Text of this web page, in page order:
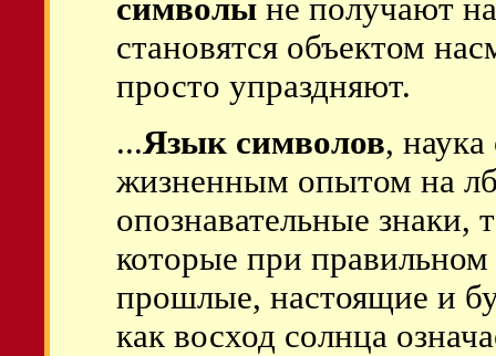
символы не получают
становятся объектом
просто упраздняют.
...Язык символов,
жизненным опытом на
опознавательные знаки,
которые при
прошлые, настоящие и
как восход солнца